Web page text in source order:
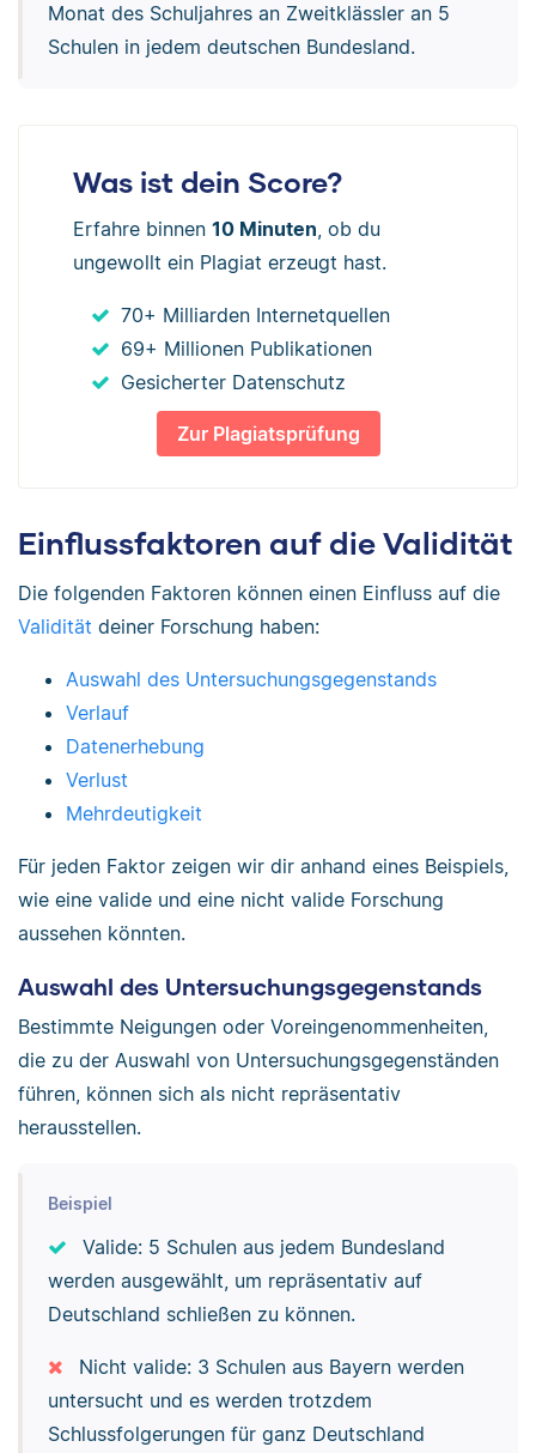
Monat des Schuljahres an Zweitklässler an 5
Schulen in jedem deutschen Bundesland.
Was ist dein Score?
Erfahre binnen 10 Minuten , ob du
ungewollt ein Plagiat erzeugt hast.
70+ Milliarden Internetquellen
69+ Millionen Publikationen
Gesicherter Datenschutz
Zur Plagiatsprüfung
Einflussfaktoren auf die Validität
Die folgenden Faktoren können einen Einfluss auf die
Validität deiner Forschung haben:
Auswahl des Untersuchungsgegenstands
Verlauf
Datenerhebung
Verlust
Mehrdeutigkeit
Für jeden Faktor zeigen wir dir anhand eines Beispiels,
wie eine valide und eine nicht valide Forschung
aussehen könnten.
Auswahl des Untersuchungsgegenstands
Bestimmte Neigungen oder Voreingenommenheiten,
die zu der Auswahl von Untersuchungsgegenständen
führen, können sich als nicht repräsentativ
herausstellen.
Beispiel
Valide: 5 Schulen aus jedem Bundesland
werden ausgewählt, um repräsentativ auf
Deutschland schließen zu können.
Nicht valide: 3 Schulen aus Bayern werden
untersucht und es werden trotzdem
Schlussfolgerungen für ganz Deutschland